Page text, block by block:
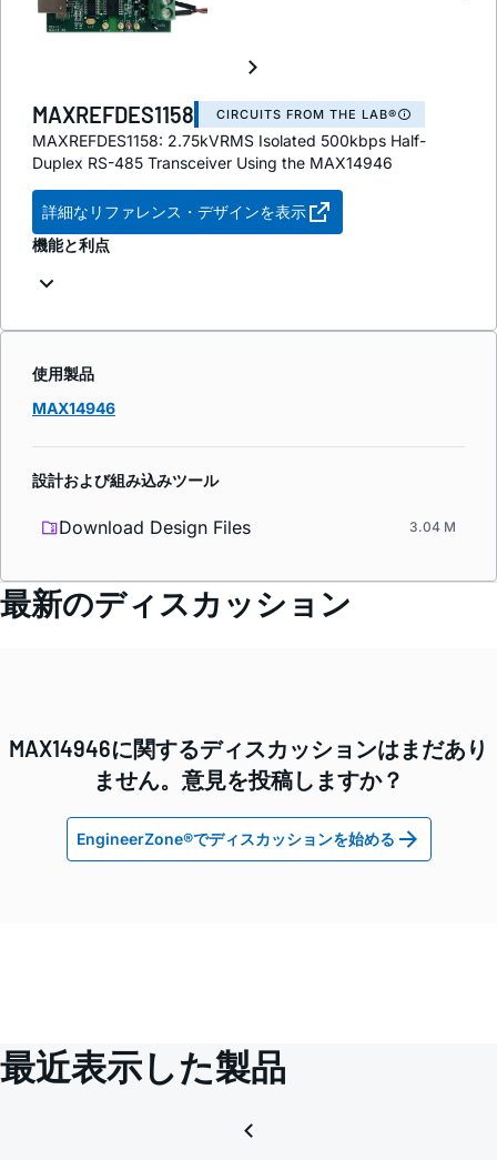
MAXREFDES1158 CIRCUITS FROM THE LAB®
MAXREFDES1158: 2.75kVRMS Isolated 500kbps Half-
Duplex RS-485 Transceiver Using the MAX14946
詳細なリファレンス・デザインを表示
機能と利点
使用製品
MAX14946
設計および組み込みツール
Download Design Files 3.04 M
最新のディスカッション
MAX14946に関するディスカッションはまだあり
ません。意見を投稿しますか？
EngineerZone®でディスカッションを始める
最近表示した製品